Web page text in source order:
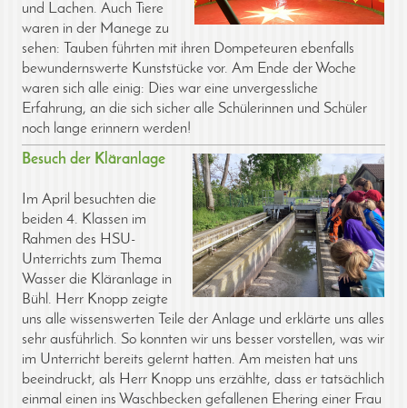
und Lachen. Auch Tiere
waren in der Manege zu
sehen: Tauben führten mit ihren Dompeteuren ebenfalls
bewundernswerte Kunststücke vor. Am Ende der Woche
waren sich alle einig: Dies war eine unvergessliche
Erfahrung, an die sich sicher alle Schülerinnen und Schüler
noch lange erinnern werden!
Besuch der Kläranlage
Im April besuchten die
beiden 4. Klassen im
Rahmen des HSU-
Unterrichts zum Thema
Wasser die Kläranlage in
Bühl. Herr Knopp zeigte
uns alle wissenswerten Teile der Anlage und erklärte uns alles
sehr ausführlich. So konnten wir uns besser vorstellen, was wir
im Unterricht bereits gelernt hatten. Am meisten hat uns
beeindruckt, als Herr Knopp uns erzählte, dass er tatsächlich
einmal einen ins Waschbecken gefallenen Ehering einer Frau